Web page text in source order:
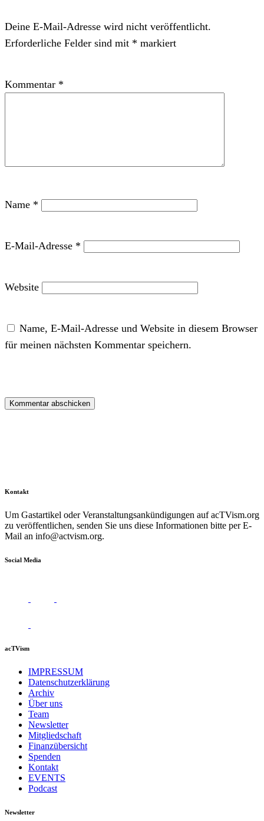
Deine E-Mail-Adresse wird nicht veröffentlicht.
Erforderliche Felder sind mit * markiert
Kommentar *
Name *
E-Mail-Adresse *
Website
Name, E-Mail-Adresse und Website in diesem Browser
für meinen nächsten Kommentar speichern.
Kontakt
Um Gastartikel oder Veranstaltungsankündigungen auf acTVism.org
zu veröffentlichen, senden Sie uns diese Informationen bitte per E-
Mail an info@actvism.org.
Social Media
acTVism
IMPRESSUM
Datenschutzerklärung
Archiv
Über uns
Team
Newsletter
Mitgliedschaft
Finanzübersicht
Spenden
Kontakt
EVENTS
Podcast
Newsletter